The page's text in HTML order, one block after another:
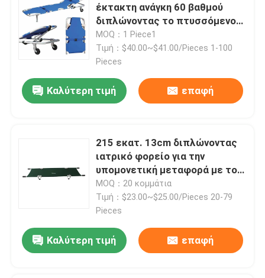
Ζητήστε μια προσφορά
Δίπλωμα του φορείου ασθενοφόρων
Δίπλωμα του ιατρικού φορείου
Φορείο εδρών σκαλοπατιών
Φορείο διάσωσης έκτακτης ανάγκης
Ηλεκτρικό νοσοκομειακό κρεβάτι
έκτακτη ανάγκη 60 βαθμού
διπλώνοντας το πτυσσόμενο
φορείο 55cm ασθενοφόρων
MOQ：1 Piece1
Τιμή：$40.00~$41.00/Pieces 1-100
Pieces
Καλύτερη τιμή επαφή
215 εκατ. 13cm διπλώνοντας
ιατρικό φορείο για την
υπομονετική μεταφορά με το
δέρμα της Οξφόρδης
MOQ：20 κομμάτια
Τιμή：$23.00~$25.00/Pieces 20-79
Pieces
Καλύτερη τιμή επαφή